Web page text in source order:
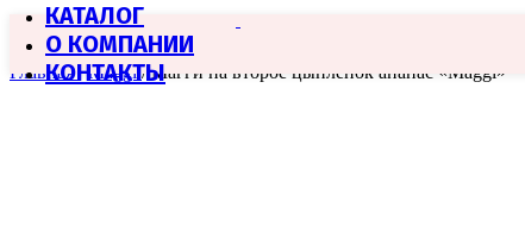
КАТАЛОГ
О КОМПАНИИ
КОНТАКТЫ
Главная / Maggi/ Магги на второе цыплёнок ананас «Maggi»